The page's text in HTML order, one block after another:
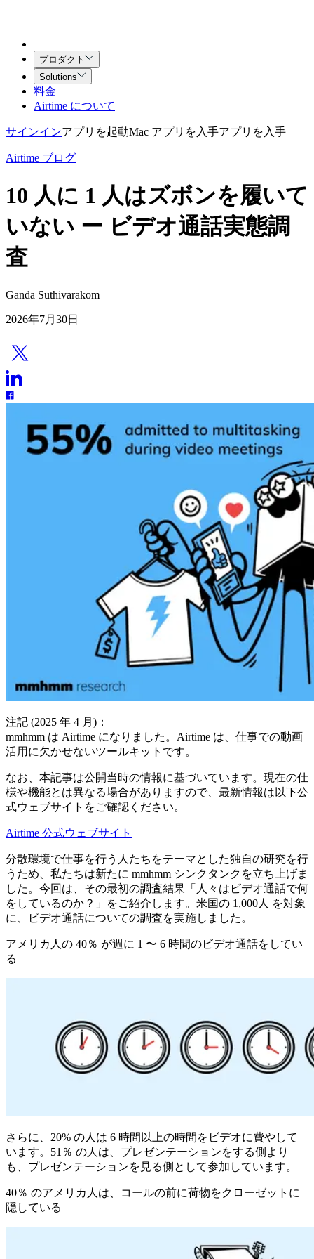
プロダクト
Solutions
料金
Airtime について
サインインアプリを起動Mac アプリを入手アプリを入手
Airtime ブログ
10 人に 1 人はズボンを履いて
いない ー ビデオ通話実態調
査
Ganda Suthivarakom
2026年7月30日
注記 (2025 年 4 月)：
mmhmm は Airtime になりました。Airtime は、仕事での動画
活用に欠かせないツールキットです。
なお、本記事は公開当時の情報に基づいています。現在の仕
様や機能とは異なる場合がありますので、最新情報は以下公
式ウェブサイトをご確認ください。
Airtime 公式ウェブサイト
分散環境で仕事を行う人たちをテーマとした独自の研究を行
うため、私たちは新たに mmhmm シンクタンクを立ち上げま
した。今回は、その最初の調査結果「人々はビデオ通話で何
をしているのか？」をご紹介します。米国の 1,000人 を対象
に、ビデオ通話についての調査を実施しました。
アメリカ人の 40％ が週に 1 〜 6 時間のビデオ通話をしてい
る
さらに、20% の人は 6 時間以上の時間をビデオに費やして
います。51％ の人は、プレゼンテーションをする側より
も、プレゼンテーションを見る側として参加しています。
40％ のアメリカ人は、コールの前に荷物をクローゼットに
隠している